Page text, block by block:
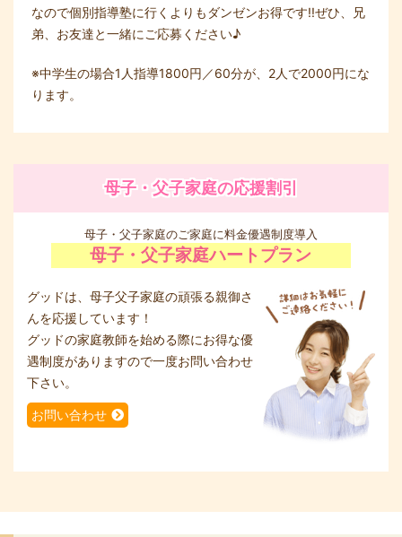
なので個別指導塾に行くよりもダンゼンお得です!!ぜひ、兄
弟、お友達と一緒にご応募ください♪
※中学生の場合1人指導1800円／60分が、2人で2000円にな
ります。
母子・父子家庭の応援割引
母子・父子家庭のご家庭に料金優遇制度導入
母子・父子家庭ハートプラン
グッドは、母子父子家庭の頑張る親御さ
んを応援しています！
グッドの家庭教師を始める際にお得な優
遇制度がありますので一度お問い合わせ
下さい。
お問い合わせ